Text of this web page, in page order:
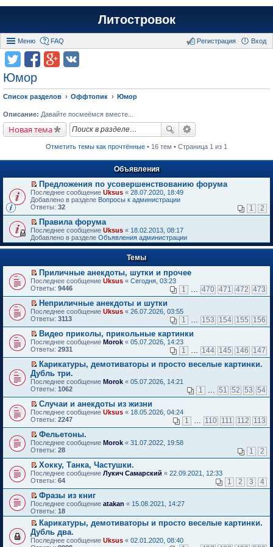
Литостровок
Меню FAQ Вход
Регистрация
Юмор
Список разделов Оффтопик Юмор
Описание: Давайте посмеёмся вместе...
Новая тема
Отметить темы как прочтённые • 16 тем • Страница 1 из 1
Объявления
П
е
р
й
т
и
к
п
в
о
м
у
н
е
п
р
о
ч
и
т
а
н
н
о
м
у
с
о
о
щ
н
и
ю
Предложения по усовершенствованию форума
Последнее сообщение Uksus « 28.07.2020, 18:49
Добавлено в разделе Вопросы к администрации
Ответы: 32 1 2
П
е
р
е
т
и
к
п
р
в
о
м
у
н
е
п
р
о
ч
и
т
а
н
н
о
м
у
с
о
б
щ
е
н
и
ю
Правила форума
Последнее сообщение Uksus « 18.02.2013, 08:17
Добавлено в разделе Объявления администрации
Темы
П
е
е
й
т
и
к
п
е
р
в
о
м
у
н
е
п
р
о
и
т
а
н
н
о
м
у
с
о
о
б
щ
е
н
и
Приличные анекдоты, шутки и прочее
Последнее сообщение Uksus « Сегодня, 03:23
Ответы: 9446 1 470 471 472 473
П
е
е
й
т
и
к
п
е
р
в
о
м
у
н
е
п
р
о
и
т
а
н
н
о
м
у
с
о
о
б
Неприличные анекдоты и шутки
Последнее сообщение Uksus « 26.07.2026, 03:55
Ответы: 3113 1 153 154 155 156
П
е
е
й
т
и
к
п
е
р
в
о
м
у
н
е
п
р
о
и
т
а
н
н
о
м
у
Видео приколы, прикольные картинки
Последнее сообщение Morok « 05.07.2026, 14:23
Ответы: 2931 1 144 145 146 147
П
е
р
е
й
т
и
к
п
е
р
в
о
м
у
н
е
п
р
о
ч
и
т
а
Карикатуры, демотиваторы и просто веселые картинки.
Дубль три.
Последнее сообщение Morok « 05.07.2026, 14:21
Ответы: 1062 1 51 52 53 54
П
е
е
т
и
к
п
е
р
в
о
м
у
н
е
п
р
Случаи и анекдоты из жизни
Последнее сообщение Uksus « 18.05.2026, 04:24
Ответы: 2247 1 110 111 112 113
П
е
е
й
т
и
к
п
е
р
в
м
у
Фельетоны.
Последнее сообщение Morok « 31.07.2022, 19:58
Ответы: 28 1 2
П
е
е
т
и
п
е
р
Хокку, Танка, Частушки.
Последнее сообщение Лукич Самарский « 22.09.2021, 12:33
Ответы: 64 1 2 3 4
П
е
р
е
й
т
и
Фразы из книг
Последнее сообщение atakan « 15.08.2021, 14:27
Ответы: 18
П
е
р
Карикатуры, демотиваторы и просто веселые картинки.
Дубль два.
Последнее сообщение Uksus « 02.01.2020, 08:40